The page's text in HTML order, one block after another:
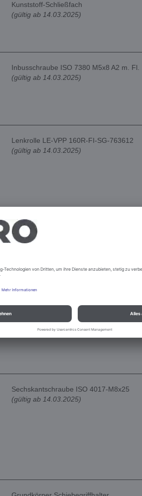
Kunststoff-Schließfach
(gültig ab 14.03.2025)
Inbusschraube ISO 7380 M5x8 A2 m. Fl.
(gültig ab 14.03.2025)
Lenkrolle LE-VPP 160R-FI-SG-763612
(gültig ab 14.03.2025)
BOCKROLLE B-VPP 160R-SG-763614
(gültig ab 14.03.2025)
Scheibe DIN9021-8,4
(gültig ab 14.03.2025)
Sechskantschraube ISO 4017-M8x25
(gültig ab 14.03.2025)